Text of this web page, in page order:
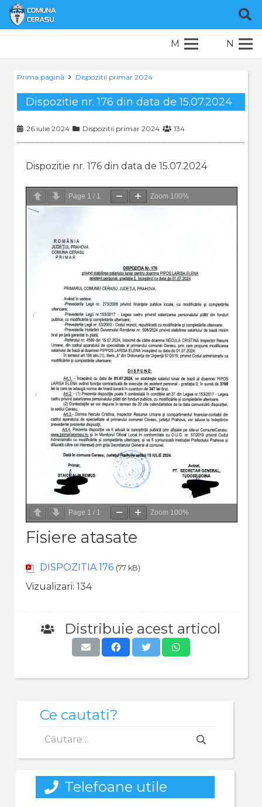
M N
Prima pagină Dispozitii primar 2024
Dispozitie nr. 176 din data de 15.07.2024
26 iulie 2024 Dispozitii primar 2024 134
Dispozitie nr. 176 din data de 15.07.2024
Page 1 / 1 Zoom 100%
Page 1 / 1 Zoom 100%
Fisiere atasate
DISPOZITIA 176 (77 kB)
Vizualizari: 134
Distribuie acest articol
Ce cautati?
după:
Telefoane utile